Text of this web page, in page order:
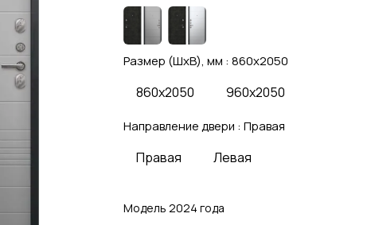
Размер (ШхВ), мм : 860x2050
860x2050 960x2050
Направление двери : Правая
Правая Левая
Модель 2024 года